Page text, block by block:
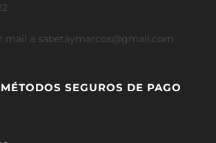
mail a sabetaymarcos@gmail.com
SEGUROS DE PAGO